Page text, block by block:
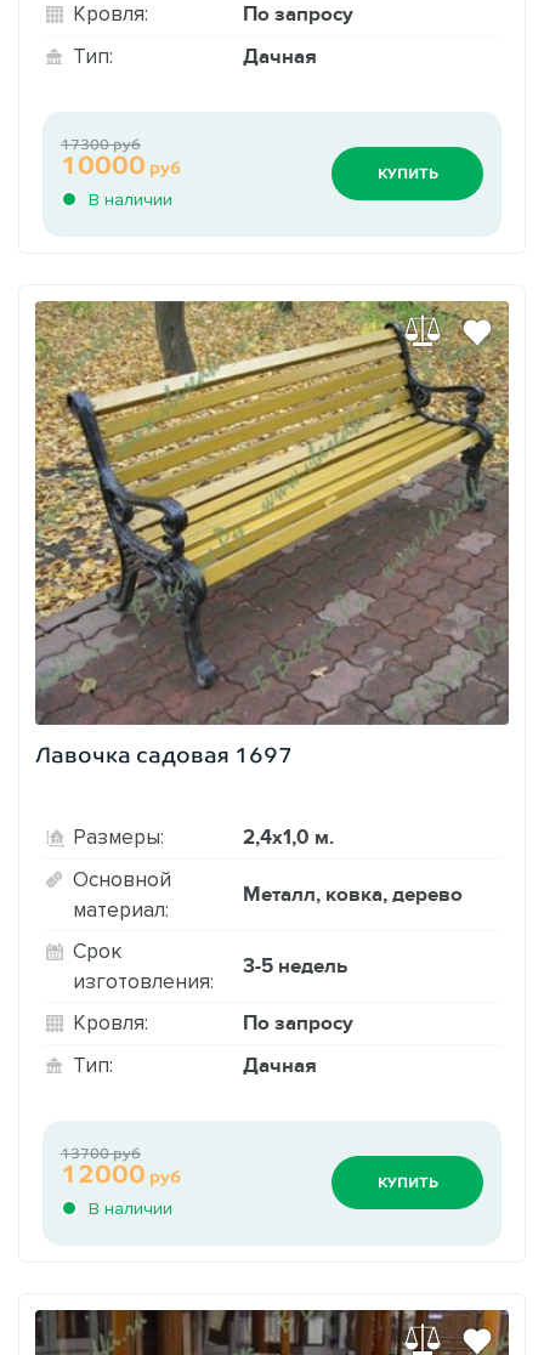
Кровля: По запросу
Тип: Дачная
В наличии
10000 руб
17300 руб
КУПИТЬ
Лавочка садовая 1697
Размеры: 2,4х1,0 м.
Основной
материал:
Металл, ковка, дерево
Срок
изготовления:
3-5 недель
Кровля: По запросу
Тип: Дачная
В наличии
12000 руб
13700 руб
КУПИТЬ